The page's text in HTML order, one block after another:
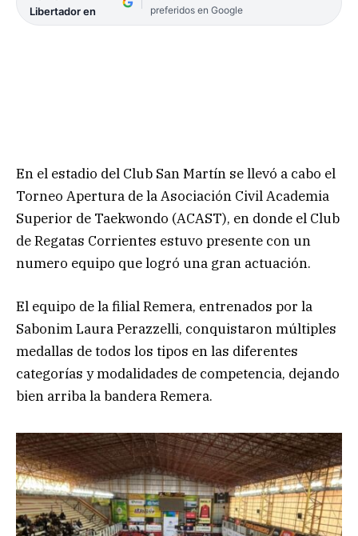
Libertador en
preferidos en Google
En el estadio del Club San Martín se llevó a cabo el
Torneo Apertura de la Asociación Civil Academia
Superior de Taekwondo (ACAST), en donde el Club
de Regatas Corrientes estuvo presente con un
numero equipo que logró una gran actuación.
El equipo de la filial Remera, entrenados por la
Sabonim Laura Perazzelli, conquistaron múltiples
medallas de todos los tipos en las diferentes
categorías y modalidades de competencia, dejando
bien arriba la bandera Remera.